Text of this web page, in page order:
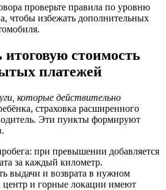
проверьте правила по уровню
чтобы избежать дополнительных
стоимость
платежей
которые действительно
страховка расширенного
Эти пункты формируют
при превышении добавляется
за каждый километр.
выдачи и возврата в нужном
центр и горные локации имеют